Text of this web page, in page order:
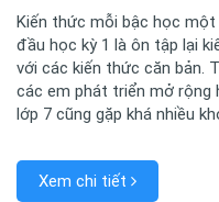
Kiến thức mỗi bậc học
đầu học kỳ 1 là ôn tập lại
với các kiến thức căn bản.
các em phát triển mở rộng
lớp 7 cũng gặp khá nhiều
Xem chi tiết